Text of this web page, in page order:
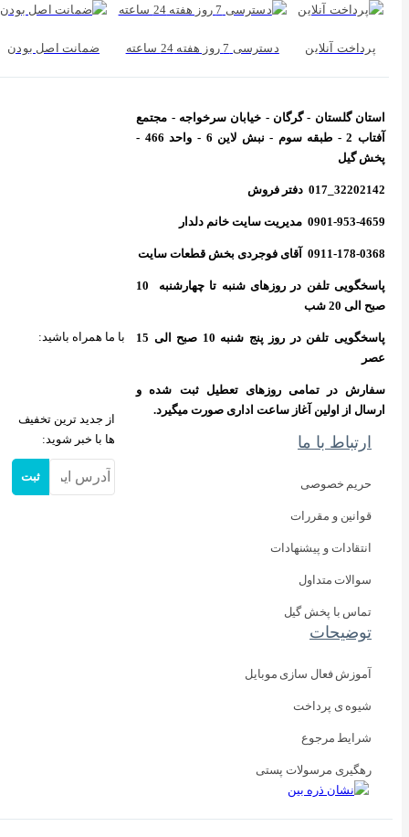
پرداخت آنلاین دسترسی 7 روز هفته 24 ساعته ضمانت اصل بودن
استان گلستان - گرگان - خیابان سرخواجه - مجتمع
آفتاب 2 - طبقه سوم - نبش لاین 6 - واحد 466 -
پخش گیل
32202142_017 دفتر فروش
0901-953-4659 مدیریت سایت خانم دلدار
0911-178-0368 آقای فوجردی بخش قطعات سایت
پاسخگویی تلفن در روزهای شنبه تا چهارشنبه 10
صبح الی 20 شب
پاسخگویی تلفن در روز پنج شنبه 10 صبح الی 15
عصر
سفارش در تمامی روزهای تعطیل ثبت شده و
ارسال از اولین آغاز ساعت اداری صورت میگیرد.
ارتباط با ما
حریم خصوصی
قوانین و مقررات
انتقادات و پیشنهادات
سوالات متداول
تماس با پخش گیل
توضیحات
آموزش فعال سازی موبایل
شیوه ی پرداخت
شرایط مرجوع
رهگیری مرسولات پستی
با ما همراه باشید:
از جدید ترین تخفیف
ها با خبر شوید:
ثبت